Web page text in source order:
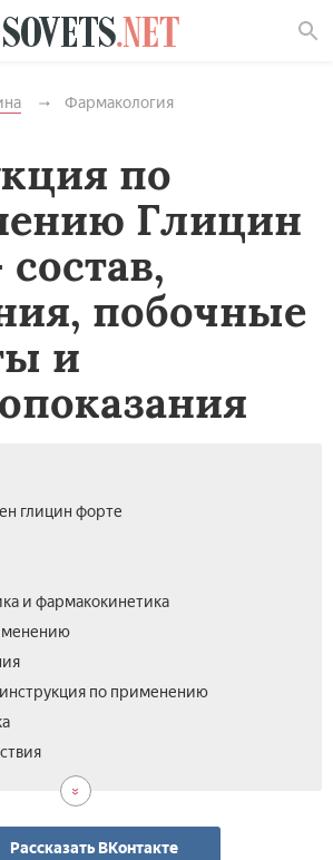
Фармакология
по
Глицин
побочные
и
глицин форте
и фармакокинетика
по применению
Рассказать ВКонтакте